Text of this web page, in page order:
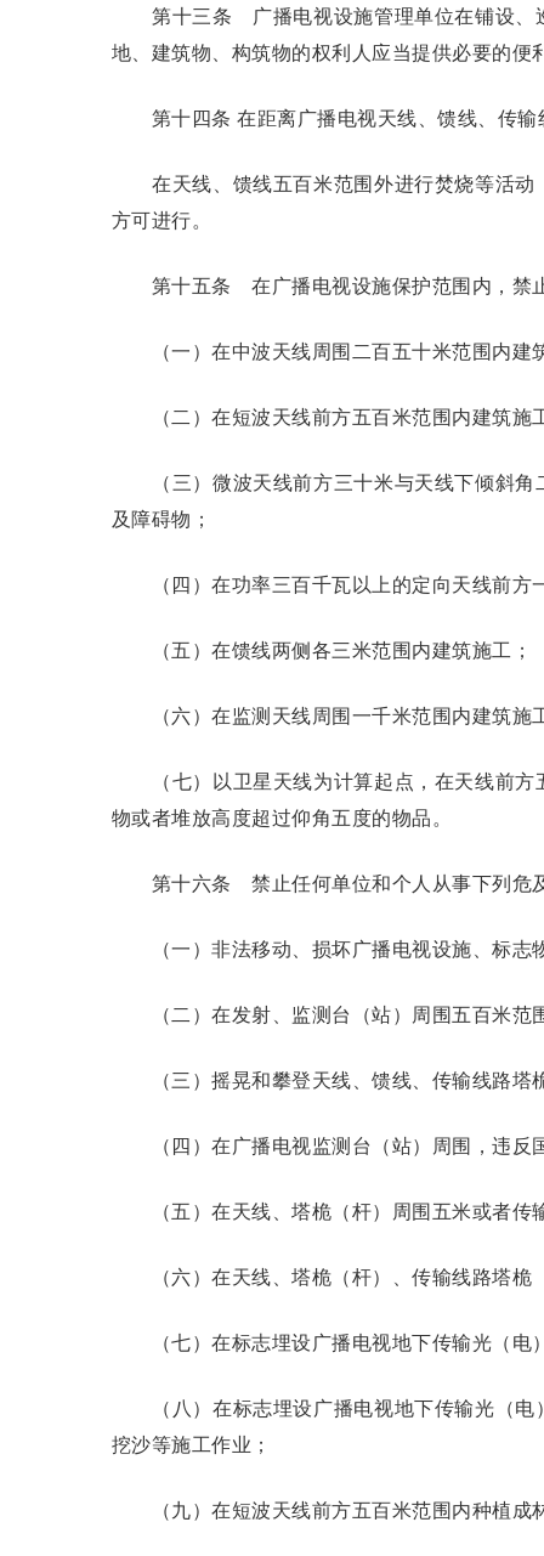
第十三条 广播电视设施管理单位在铺设、
地、建筑物、构筑物的权利人应当提供必要的
第十四条 在距离广播电视天线、馈线、传
在天线、馈线五百米范围外进行焚烧等活动
方可进行。
第十五条 在广播电视设施保护范围内，禁
（一）在中波天线周围二百五十米范围内建
（二）在短波天线前方五百米范围内建筑施
（三）微波天线前方三十米与天线下倾斜角
及障碍物；
（四）在功率三百千瓦以上的定向天线前方
（五）在馈线两侧各三米范围内建筑施工；
（六）在监测天线周围一千米范围内建筑施
（七）以卫星天线为计算起点，在天线前方
物或者堆放高度超过仰角五度的物品。
第十六条 禁止任何单位和个人从事下列危
（一）非法移动、损坏广播电视设施、标志
（二）在发射、监测台（站）周围五百米范
（三）摇晃和攀登天线、馈线、传输线路塔
（四）在广播电视监测台（站）周围，违反
（五）在天线、塔桅（杆）周围五米或者传
（六）在天线、塔桅（杆）、传输线路塔桅
（七）在标志埋设广播电视地下传输光（电
（八）在标志埋设广播电视地下传输光（电
挖沙等施工作业；
（九）在短波天线前方五百米范围内种植成